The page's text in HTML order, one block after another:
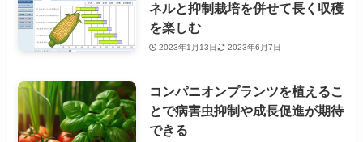
ネルと抑制栽培を併せて長く収穫
を楽しむ
2023年1月13日 2023年6月7日
コンパニオンプランツを植えるこ
とで病害虫抑制や成長促進が期待
できる